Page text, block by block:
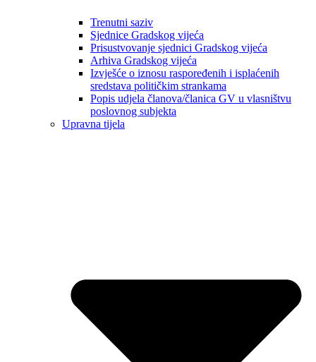
Trenutni saziv
Sjednice Gradskog vijeća
Prisustvovanje sjednici Gradskog vijeća
Arhiva Gradskog vijeća
Izvješće o iznosu raspoređenih i isplaćenih
sredstava političkim strankama
Popis udjela članova/članica GV u vlasništvu
poslovnog subjekta
Upravna tijela